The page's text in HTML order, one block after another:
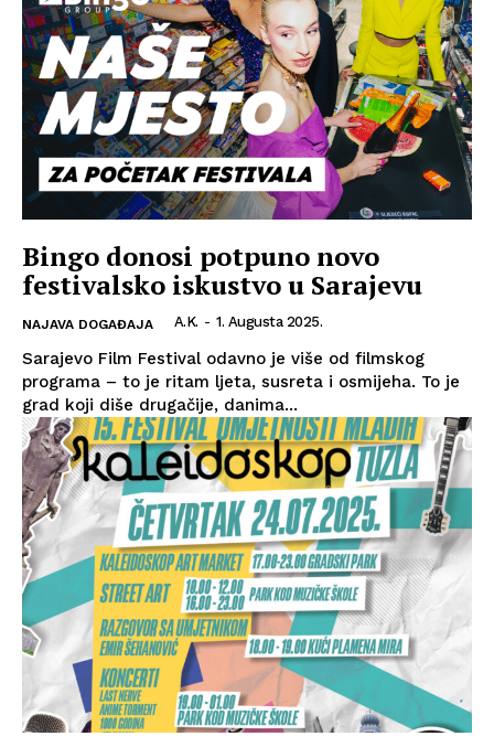
Bingo donosi potpuno novo
festivalsko iskustvo u Sarajevu
NAJAVA DOGAĐAJA A.K. - 1. Augusta 2025.
Sarajevo Film Festival odavno je više od filmskog
programa – to je ritam ljeta, susreta i osmijeha. To je
grad koji diše drugačije, danima...